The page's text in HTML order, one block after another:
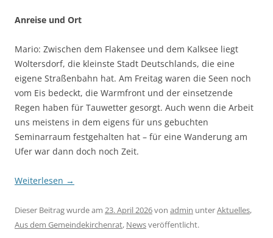
Anreise und Ort
Mario: Zwischen dem Flakensee und dem Kalksee liegt
Woltersdorf, die kleinste Stadt Deutschlands, die eine
eigene Straßenbahn hat. Am Freitag waren die Seen noch
vom Eis bedeckt, die Warmfront und der einsetzende
Regen haben für Tauwetter gesorgt. Auch wenn die Arbeit
uns meistens in dem eigens für uns gebuchten
Seminarraum festgehalten hat – für eine Wanderung am
Ufer war dann doch noch Zeit.
Weiterlesen →
Dieser Beitrag wurde am 23. April 2026von admin unterAktuelles,
Aus dem Gemeindekirchenrat, Newsveröffentlicht.